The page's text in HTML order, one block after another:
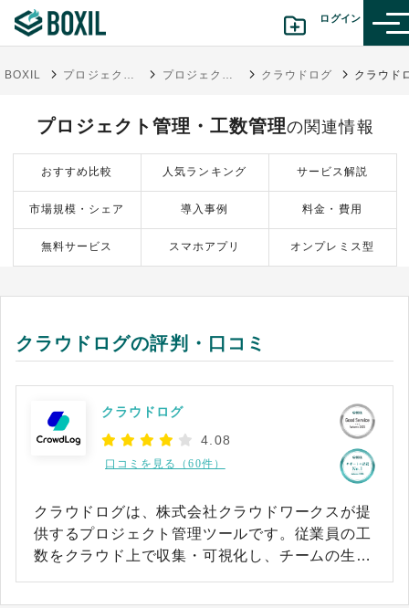
ログイン
診断から探す(β版)
記事から探す
BOXILの使い方ガイド 情報掲載をご希望の方へ
BOXIL プロジェクト管理ツール比較20選 タイプ別おすすめサービス・口コミ評判 プロジェクト管理・工数管理 クラウドログ
プロジェクト管理・工数管理の関連情報
おすすめ比較 人気ランキング サービス解説
市場規模・シェア 導入事例 料金・費用
無料サービス スマホアプリ オンプレミス型
クラウドログの評判・口コミ
クラウドログ
4.08
口コミを見る（60件）
クラウドログは、株式会社クラウドワークスが提
供するプロジェクト管理ツールです。従業員の工
数をクラウド上で収集・可視化し、チームの生産